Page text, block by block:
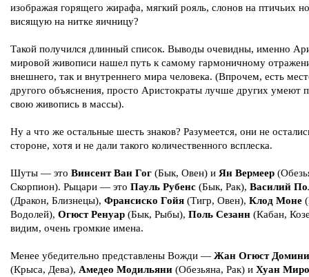
изображая горящего жирафа, мягкий рояль, слонов на птичьих
висящую на нитке яичницу?
Такой получился длинный список. Выводы очевидны, именно
мировой живописи нашел путь к самому гармоничному
внешнего, так и внутреннего мира человека. (Впрочем, есть
другого объяснения, просто Аристократы лучше других умеют
свою живопись в массы).
Ну а что же остальные шесть знаков? Разумеется, они не
стороне, хотя и не дали такого количественного всплеска.
Шуты — это Винсент Ван Гог (Бык, Овен) и Ян Вермеер
Скорпион). Рыцари — это Пауль Рубенс (Бык, Рак), Василий
(Дракон, Близнецы), Франсиско Гойя (Тигр, Овен), Клод Моне
Водолей), Огюст Ренуар (Бык, Рыбы), Поль Сезанн (Кабан,
видим, очень громкие имена.
Менее убедительно представлены Вожди — Жан Огюст
(Крыса, Дева), Амедео Модильяни (Обезьяна, Рак) и Хуан Миро